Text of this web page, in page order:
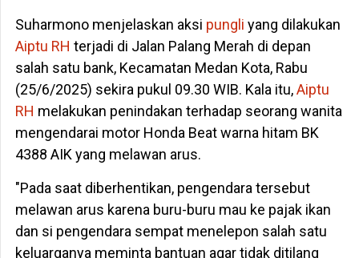
Suharmono menjelaskan aksi pungli yang dilakukan
Aiptu RH terjadi di Jalan Palang Merah di depan
salah satu bank, Kecamatan Medan Kota, Rabu
(25/6/2025) sekira pukul 09.30 WIB. Kala itu,Aiptu
RH melakukan penindakan terhadap seorang wanita
mengendarai motor Honda Beat warna hitam BK
4388 AIK yang melawan arus.
"Pada saat diberhentikan, pengendara tersebut
melawan arus karena buru-buru mau ke pajak ikan
dan si pengendara sempat menelepon salah satu
keluarganya meminta bantuan agar tidak ditilang